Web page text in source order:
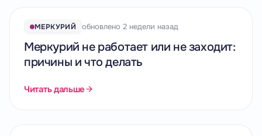
МЕРКУРИЙ обновлено 2 недели назад
Меркурий не работает или не заходит:
причины и что делать
Читать дальше